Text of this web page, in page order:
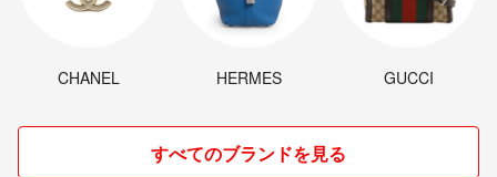
CHANEL HERMES GUCCI
すべてのブランドを見る